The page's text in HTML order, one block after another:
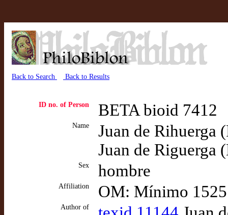
Back to Search Back to Results
ID no. of Person BETA bioid 7412
Name
Juan de Rihuerga
Juan de Riguerga
Sex hombre
Affiliation OM: Mínimo
Author of